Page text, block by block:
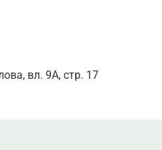
вл. 9А, стр. 17